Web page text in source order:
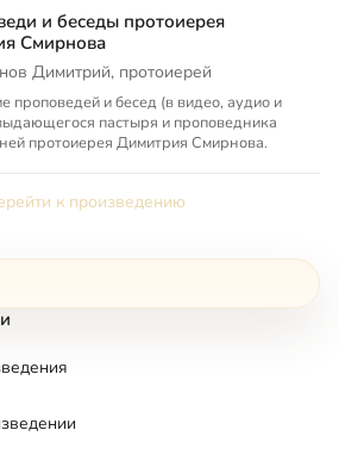
и беседы протоиерея
Смирнова
Димитрий, протоиерей
проповедей и бесед (в видео, аудио и
пастыря и проповедника
протоиерея Димитрия Смирнова.
к произведению